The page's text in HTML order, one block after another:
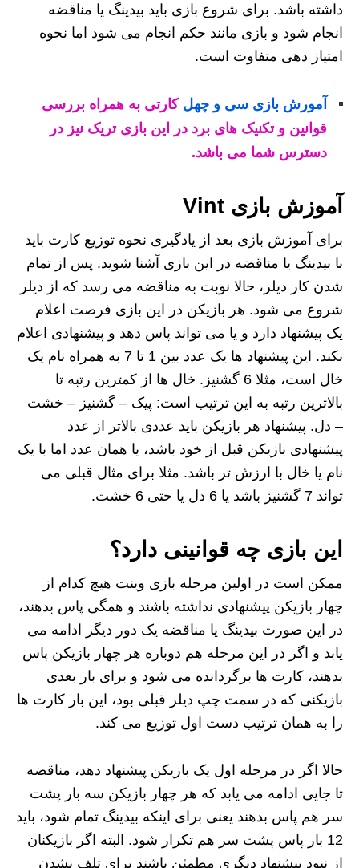
داشته باشد. برای شروع بازی باید بیدینگ یا مناقضه
انجام شود و بازی مانند حکم انجام می شود اما نحوه
امتیاز دهی متفاوت است.
آمورش بازی سی و چهل کارتی به همراه بررسی
قوانین و تکنیک های برد در این بازی تریک نیز در
دسترس شما می باشد.
آموزش بازی Vint
برای آموزش بازی بعد از یادگیری نحوه توزیع کارت باید
با بیدینگ یا مناقضه در این بازی آشنا شوید. پس از تمام
شدن کار دیلر، حالا نوبت به مناقضه می رسد که از دیلر
شروع می شود. هر بازیکن در این بازی فرصت اعلام
یک پیشنهاد دارد و یا می تواند پاس دهد و پیشنهادی اعلام
نکند. این پیشنهاد ها یک عدد بین 1 تا 7 به همراه نام یک
خال است، مثلا 6 گشنیز. خال ها از کمترین رتبه تا
بالاترین رتبه به این ترتیب است: پیک – گشنیز – خشت
– دل. پیشنهاد هر بازیکن باید عددی بالاتر از عدد
پیشنهادی بازیکن قبل از خود باشد، یا همان عدد اما با یک
نام یا خال با ارزش تر باشد. مثلا برای مثال قبلی می
تواند 7 گشنیز باشد یا 6 دل یا حتی 6 خشت.
این بازی چه قوانینی دارد؟
ممکن است در اولین مرحله بازی وینت هیچ کدام از
چهار بازیکن پیشنهادی نداشته باشند و همگی پاس بدهند،
در این صورت بیدینگ یا مناقضه یک دور دیگر ادامه می
یابد و اگر در این مرحله هم دوباره هر چهار بازیکن پاس
بدهند، کارت ها برگردانده می شود و برای بار بعدی
بازیکنی که در سمت چپ دیلر قبلی بود، این بار کارت ها
را به همان ترتیب دست اول توزیع می کند.
حالا اگر در مرحله اول یک بازیکن پیشنهاد دهد، مناقضه
تا جایی ادامه می یابد که هر چهار بازیکن سه بار پشت
سر هم پاس بدهند یعنی برای اینکه بیدینگ تمام شود، باید
12 بار پاس پشت سر هم تکرار شود. البته اگر بازیکنان
از نبود پیشنهاد دیگری مطمئن باشند برای تلف نشدن